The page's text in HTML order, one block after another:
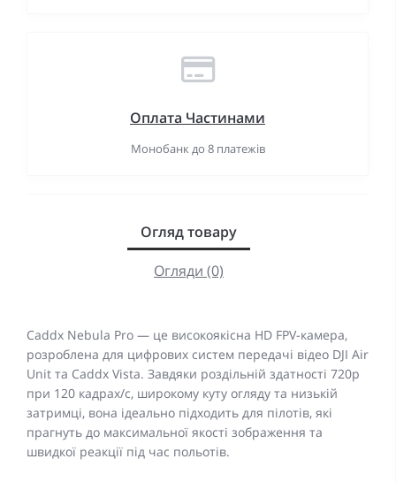
Оплата Частинами
Монобанк до 8 платежів
Огляд товару
Огляди (0)
Caddx Nebula Pro — це високоякісна HD FPV-камера,
розроблена для цифрових систем передачі відео DJI Air
Unit та Caddx Vista. Завдяки роздільній здатності 720p
при 120 кадрах/с, широкому куту огляду та низькій
затримці, вона ідеально підходить для пілотів, які
прагнуть до максимальної якості зображення та
швидкої реакції під час польотів.